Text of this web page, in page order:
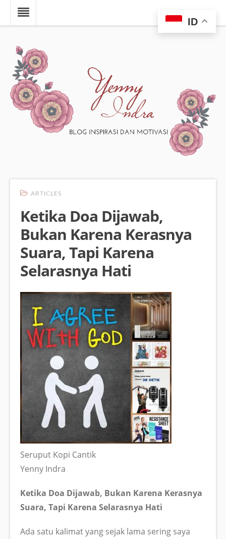
ARTICLES
Ketika Doa Dijawab,
Bukan Karena Kerasnya
Suara, Tapi Karena
Selarasnya Hati
Seruput Kopi Cantik
Yenny Indra
Ketika Doa Dijawab, Bukan Karena Kerasnya
Suara, Tapi Karena Selarasnya Hati
Ada satu kalimat yang sejak lama sering saya
ID